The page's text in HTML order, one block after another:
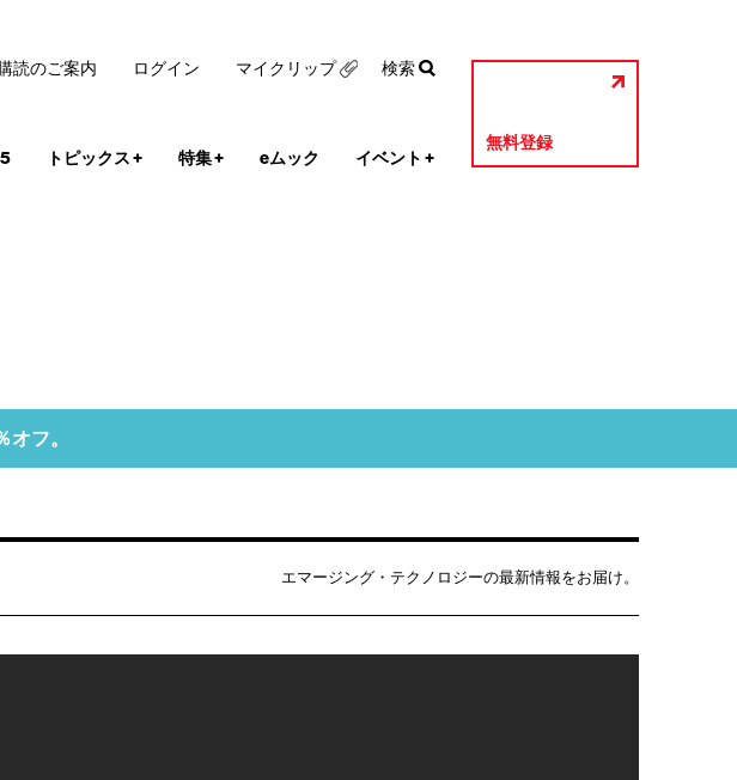
トピックス+ 特集+ eムック イベント +
無料登録
読のご案内 ログイン マイクリップ 検索
フ。
エマージング・テクノロジーの最新情報をお届け。